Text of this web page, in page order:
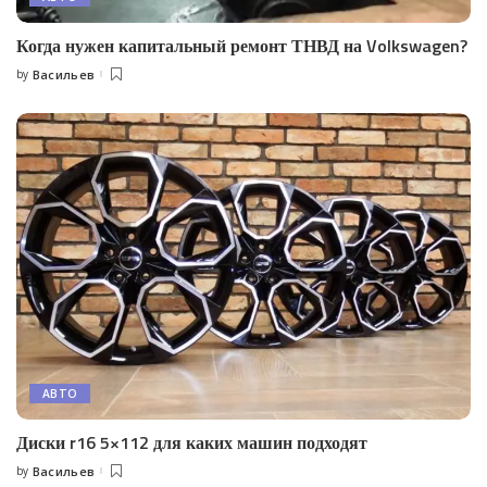
Когда нужен капитальный ремонт ТНВД на Volkswagen?
Posted
by Васильев
АВТО
Диски r16 5×112 для каких машин подходят
Posted
by Васильев